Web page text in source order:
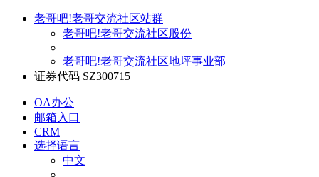
老哥吧!老哥交流社区站群
老哥吧!老哥交流社区股份
老哥吧!老哥交流社区地坪事业部
证券代码 SZ300715
OA办公
邮箱入口
CRM
选择语言
中文